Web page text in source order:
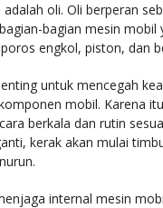
oli. Oli berperan
bagian mesin mobil
engkol, piston, dan
untuk mencegah
mobil. Karena
berkala dan rutin
kerak akan mulai
internal mesin